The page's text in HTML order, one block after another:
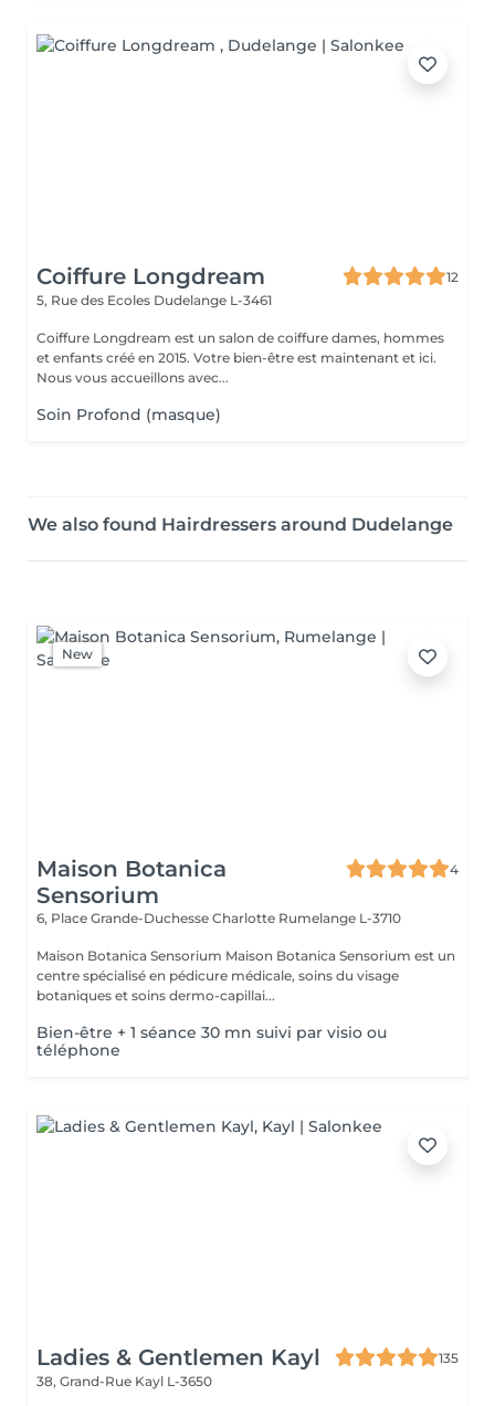
Coiffure Longdream
12
5, Rue des Ecoles Dudelange L-3461
Coiffure Longdream est un salon de coiffure dames, hommes
et enfants créé en 2015. Votre bien-être est maintenant et ici.
Nous vous accueillons avec...
Soin Profond (masque)
We also found Hairdressers around Dudelange
New
Maison Botanica
Sensorium
4
6, Place Grande-Duchesse Charlotte Rumelange L-3710
Maison Botanica Sensorium Maison Botanica Sensorium est un
centre spécialisé en pédicure médicale, soins du visage
botaniques et soins dermo-capillai...
Bien-être + 1 séance 30 mn suivi par visio ou
téléphone
Ladies & Gentlemen Kayl
135
38, Grand-Rue Kayl L-3650